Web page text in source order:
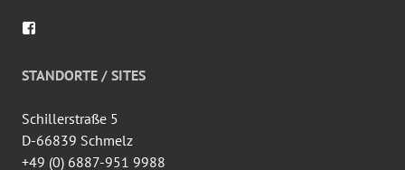
auf
Facebook
STANDORTE / SITES
Schillerstraße 5
D-66839 Schmelz
+49 (0) 6887-951 9988